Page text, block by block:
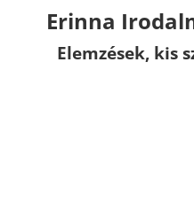
Erinna
Elemzések, kis